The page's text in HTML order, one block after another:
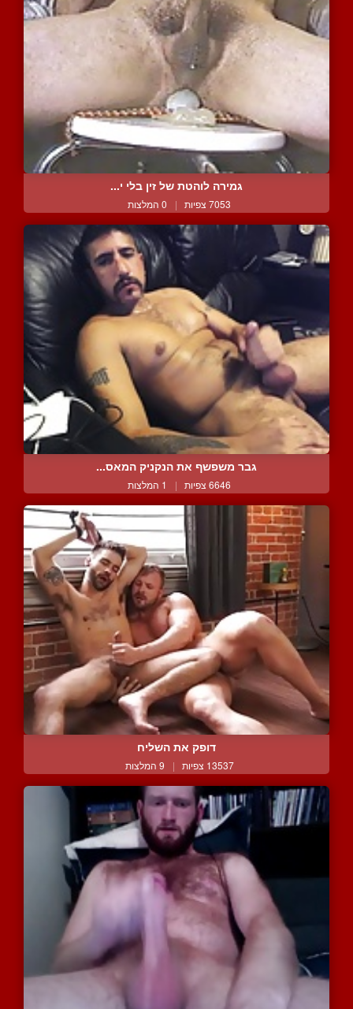
גמירה לוהטת של זין בלי י...
7053 צפיות | 0 המלצות
גבר משפשף את הנקניק המאס...
6646 צפיות | 1 המלצות
דופק את השליח
13537 צפיות | 9 המלצות